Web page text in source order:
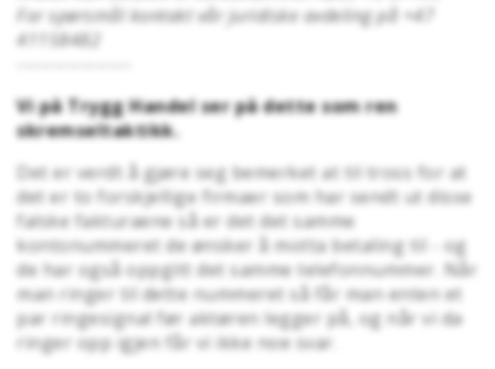
For spørsmål kontakt vår juridiske avdeling på +47
41158482
Vi på Trygg Handel ser på dette som ren
skremseltaktikk.
Det er verdt å gjøre seg bemerket at til tross for at
det er to forskjellige firmaer som har sendt ut disse
falske fakturaene så er det det samme
kontonummeret de ønsker å motta betaling til - og
de har også oppgitt det samme telefonnummer. Når
man ringer til dette nummeret så får man enten et
par ringesignal før aktøren legger på, og når vi da
ringer opp igjen får vi ikke noe svar.